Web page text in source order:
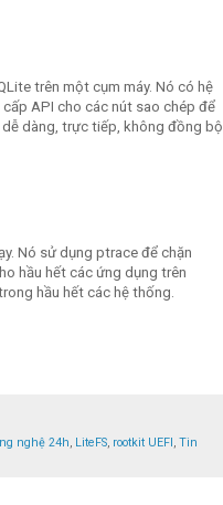
trên một cụm máy. Nó có hệ
cấp API cho các nút sao chép để
dàng, trực tiếp, không đồng bộ
Nó sử dụng ptrace để chặn
hầu hết các ứng dụng trên
hầu hết các hệ thống.
nghệ 24h, LiteFS, rootkit UEFI, Tin